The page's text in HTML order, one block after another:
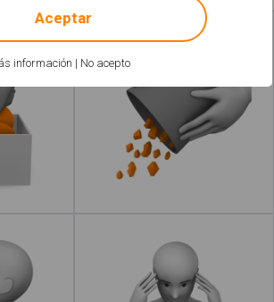
Leer más
Tirar
información | No acepto
Aceptar